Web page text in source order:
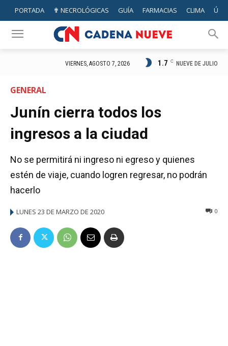
PORTADA ✟ NECROLÓGICAS GUÍA FARMACIAS CLIMA
VIERNES, AGOSTO 7, 2026 1.7 C NUEVE DE JULIO
GENERAL
Junín cierra todos los
ingresos a la ciudad
No se permitirá ni ingreso ni egreso y quienes
estén de viaje, cuando logren regresar, no podrán
hacerlo
LUNES 23 DE MARZO DE 2020 0